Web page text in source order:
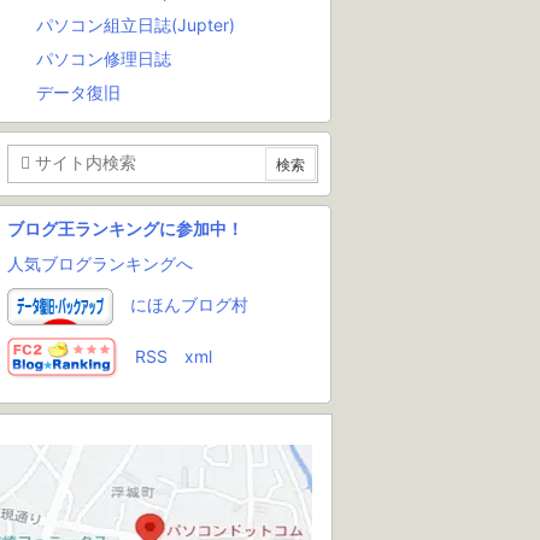
パソコン組立日誌(Jupter)
パソコン修理日誌
データ復旧
ブログ王ランキングに参加中！
人気ブログランキングへ
にほんブログ村
RSS xml